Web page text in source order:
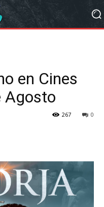
en Cines
Agosto
0
267